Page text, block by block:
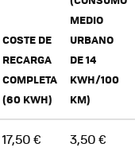
COSTE DE
RECARGA
COMPLETA
(60 KWH)
MEDIO
URBANO
DE 14
KWH/100
KM)
17,50 € 3,50 €